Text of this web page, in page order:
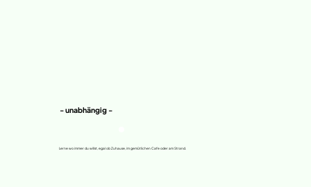
- unabhängig -
Lerne wo immer du willst, egal ob Zuhause, im gemütlichen Cafe oder am Strand.